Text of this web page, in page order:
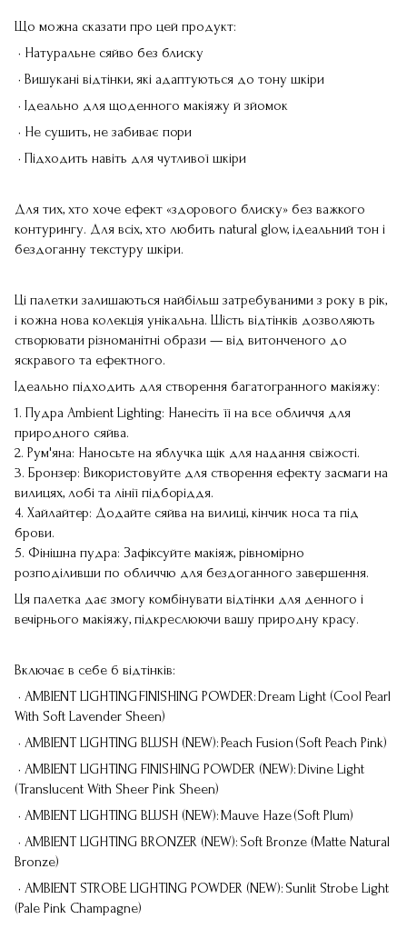
Що можна сказати про цей продукт:
• Натуральне сяйво без блиску
• Вишукані відтінки, які адаптуються до тону шкіри
• Ідеально для щоденного макіяжу й зйомок
• Не сушить, не забиває пори
• Підходить навіть для чутливої шкіри
Для тих, хто хоче ефект «здорового блиску» без важкого
контурингу. Для всіх, хто любить natural glow, ідеальний тон і
бездоганну текстуру шкіри.
Ці палетки залишаються найбільш затребуваними з року в рік,
і кожна нова колекція унікальна. Шість відтінків дозволяють
створювати різноманітні образи — від витонченого до
яскравого та ефектного.
Ідеально підходить для створення багатогранного макіяжу:
1. Пудра Ambient Lighting: Нанесіть її на все обличчя для
природного сяйва.
2. Рум'яна: Наносьте на яблучка щік для надання свіжості.
3. Бронзер: Використовуйте для створення ефекту засмаги на
вилицях, лобі та лінії підборіддя.
4. Хайлайтер: Додайте сяйва на вилиці, кінчик носа та під
брови.
5. Фінішна пудра: Зафіксуйте макіяж, рівномірно
розподіливши по обличчю для бездоганного завершення.
Ця палетка дає змогу комбінувати відтінки для денного і
вечірнього макіяжу, підкреслюючи вашу природну красу.
Включає в себе 6 відтінків:
• AMBIENT LIGHTING FINISHING POWDER: Dream Light (Cool Pearl
With Soft Lavender Sheen)
• AMBIENT LIGHTING BLUSH (NEW): Peach Fusion (Soft Peach Pink)
• AMBIENT LIGHTING FINISHING POWDER (NEW): Divine Light
(Translucent With Sheer Pink Sheen)
• AMBIENT LIGHTING BLUSH (NEW): Mauve Haze (Soft Plum)
• AMBIENT LIGHTING BRONZER (NEW): Soft Bronze (Matte Natural
Bronze)
• AMBIENT STROBE LIGHTING POWDER (NEW): Sunlit Strobe Light
(Pale Pink Champagne)